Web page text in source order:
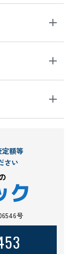
額等
さい
号